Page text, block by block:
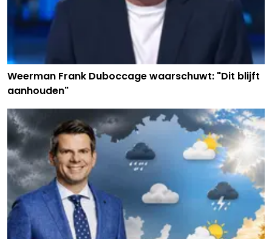
Weerman Frank Duboccage waarschuwt: "Dit blijft
aanhouden"